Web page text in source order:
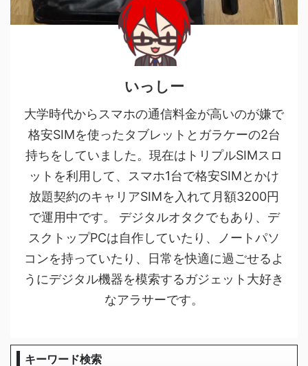
いっしー
大学時代からスマホの通信料金が高いのが嫌で
格安SIMを使ったタブレットとガラケーの2台
持ちをしていました。現在はトリプルSIMスロ
ットを利用して、スマホ1台で格安SIMとかけ
放題契約のキャリアSIMを入れて月額3200円
で運用中です。 デジタルオタクでもあり、デ
スクトップPCは自作していたり、ノートパソ
コンを持っていたり、日常を快適に過ごせるよ
うにデジタル機器を模索するガジェット大好き
なアラサーです。
キーワード検索